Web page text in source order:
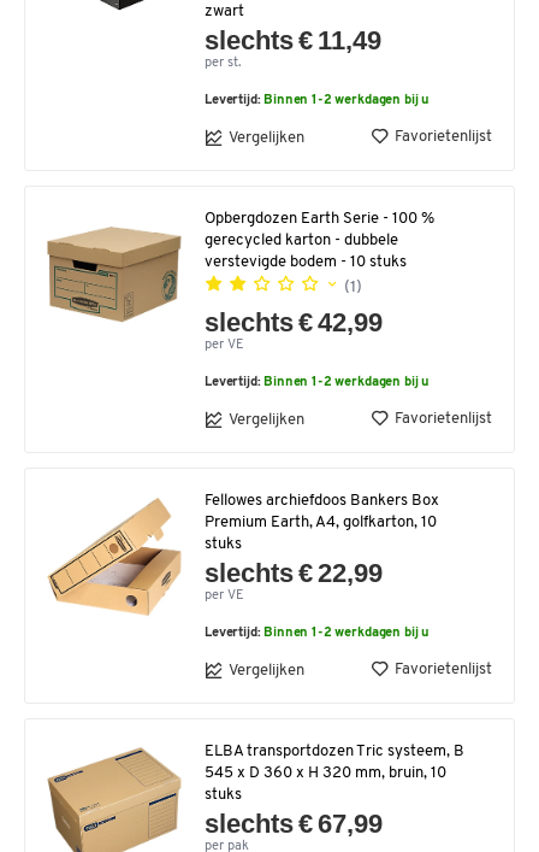
zwart
slechts € 11,49
per st.
Levertijd: Binnen 1-2 werkdagen bij u
Vergelijken Favorietenlijst
Opbergdozen Earth Serie - 100 %
gerecycled karton - dubbele
verstevigde bodem - 10 stuks
(1)
slechts € 42,99
per VE
Levertijd: Binnen 1-2 werkdagen bij u
Vergelijken Favorietenlijst
Fellowes archiefdoos Bankers Box
Premium Earth, A4, golfkarton, 10
stuks
slechts € 22,99
per VE
Levertijd: Binnen 1-2 werkdagen bij u
Vergelijken Favorietenlijst
ELBA transportdozen Tric systeem, B
545 x D 360 x H 320 mm, bruin, 10
stuks
slechts € 67,99
per pak